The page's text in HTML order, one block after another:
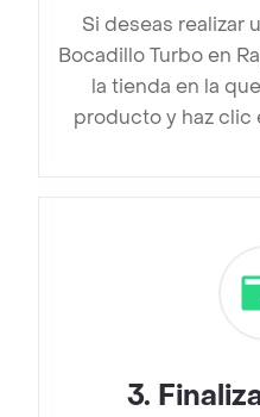
Si deseas realizar
Bocadillo Turbo en
la tienda en la
producto y haz clic
3.